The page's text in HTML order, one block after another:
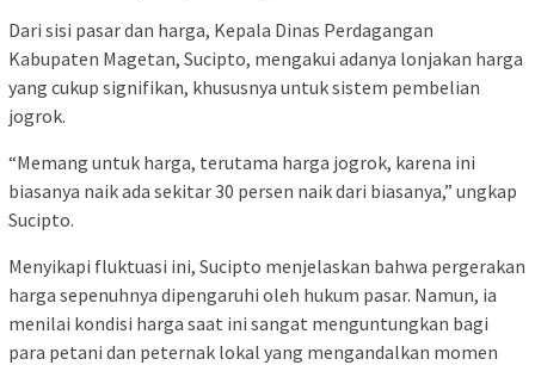
Dari sisi pasar dan harga, Kepala Dinas Perdagangan
Kabupaten Magetan, Sucipto, mengakui adanya lonjakan harga
yang cukup signifikan, khususnya untuk sistem pembelian
jogrok.
“Memang untuk harga, terutama harga jogrok, karena ini
biasanya naik ada sekitar 30 persen naik dari biasanya,” ungkap
Sucipto.
Menyikapi fluktuasi ini, Sucipto menjelaskan bahwa pergerakan
harga sepenuhnya dipengaruhi oleh hukum pasar. Namun, ia
menilai kondisi harga saat ini sangat menguntungkan bagi
para petani dan peternak lokal yang mengandalkan momen